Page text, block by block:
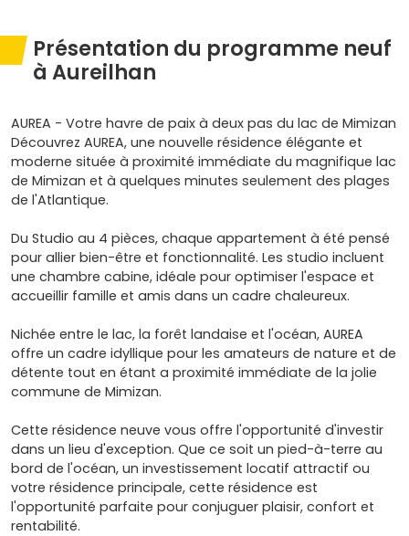
Présentation du programme neuf
à Aureilhan
AUREA - Votre havre de paix à deux pas du lac de Mimizan
Découvrez AUREA, une nouvelle résidence élégante et
moderne située à proximité immédiate du magnifique lac
de Mimizan et à quelques minutes seulement des plages
de l'Atlantique.
Du Studio au 4 pièces, chaque appartement à été pensé
pour allier bien-être et fonctionnalité. Les studio incluent
une chambre cabine, idéale pour optimiser l'espace et
accueillir famille et amis dans un cadre chaleureux.
Nichée entre le lac, la forêt landaise et l'océan, AUREA
offre un cadre idyllique pour les amateurs de nature et de
détente tout en étant a proximité immédiate de la jolie
commune de Mimizan.
Cette résidence neuve vous offre l'opportunité d'investir
dans un lieu d'exception. Que ce soit un pied-à-terre au
bord de l'océan, un investissement locatif attractif ou
votre résidence principale, cette résidence est
l'opportunité parfaite pour conjuguer plaisir, confort et
rentabilité.